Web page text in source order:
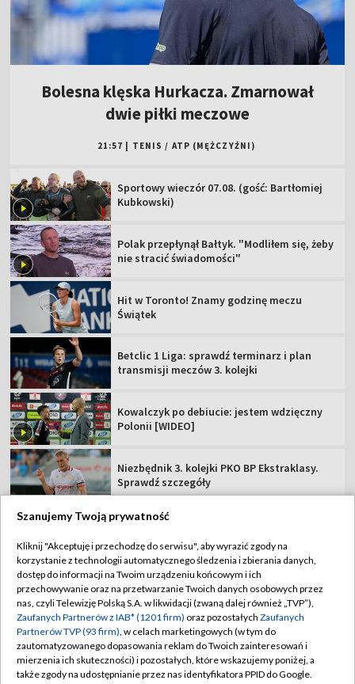
Bolesna klęska Hurkacza. Zmarnował
dwie piłki meczowe
21:57 TENIS / ATP (MĘŻCZYŹNI)
Sportowy wieczór 07.08. (gość: Bartłomiej
Kubkowski)
Polak przepłynął Bałtyk. "Modliłem się, żeby
nie stracić świadomości"
Hit w Toronto! Znamy godzinę meczu
Świątek
Betclic 1 Liga: sprawdź terminarz i plan
transmisji meczów 3. kolejki
Kowalczyk po debiucie: jestem wdzięczny
Polonii [WIDEO]
Niezbędnik 3. kolejki PKO BP Ekstraklasy.
Sprawdź szczegóły
TVP
Abonament TVP
Sklep TVP
Biuro Reklamy
Oferta Handlowa
Regulamin TVP
Polityka prywatności
Moje zgody
Biuro reklamy
Szanujemy Twoją prywatność
Kliknij "Akceptuję i przechodzę do serwisu", aby wyrazić zgody na
korzystanie z technologii automatycznego śledzenia i zbierania danych,
dostęp do informacji na Twoim urządzeniu końcowym i ich
przechowywanie oraz na przetwarzanie Twoich danych osobowych przez
nas, czyli Telewizję Polską S.A. w likwidacji (zwaną dalej również „TVP”),
Zaufanych Partnerów z IAB* (1201 firm) oraz pozostałych Zaufanych
Partnerów TVP (93 firm), w celach marketingowych (w tym do
zautomatyzowanego dopasowania reklam do Twoich zainteresowań i
mierzenia ich skuteczności) i pozostałych, które wskazujemy poniżej, a
także zgody na udostępnianie przez nas identyfikatora PPID do Google.